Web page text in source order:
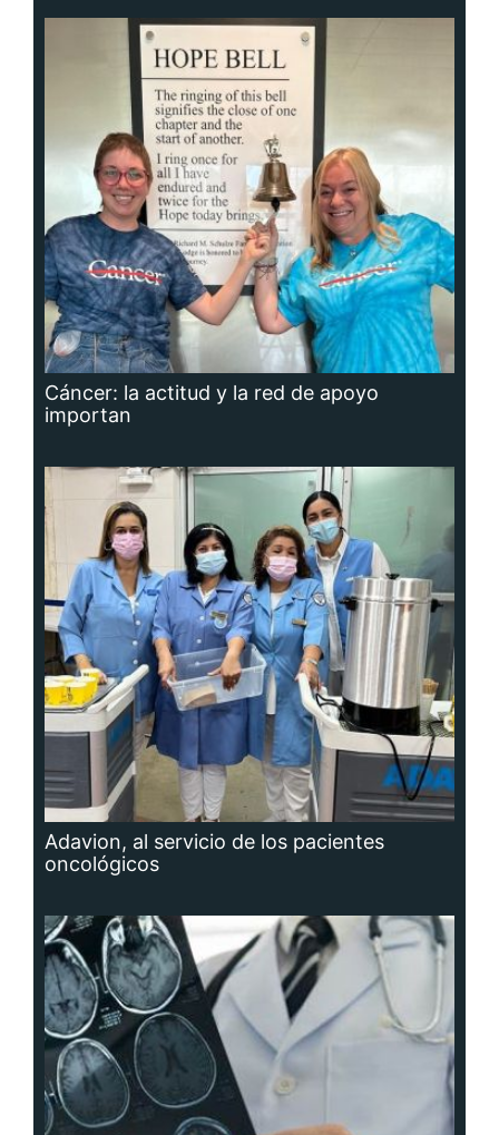
Cáncer: la actitud y la red de apoyo
importan
Adavion, al servicio de los pacientes
oncológicos